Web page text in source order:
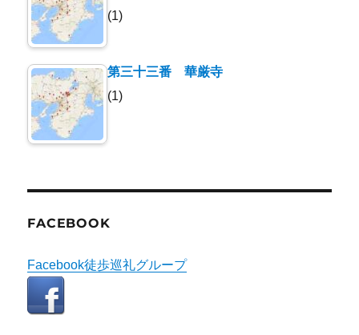
(1)
第三十三番 華厳寺
(1)
FACEBOOK
Facebook徒歩巡礼グループ